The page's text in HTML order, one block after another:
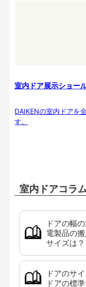
室内ドア展示ショー
DAIKENの室内ドアを
す。
室内ドアコラ
ドアの幅
電製品の
サイズは？
ドアのサ
ドアの標